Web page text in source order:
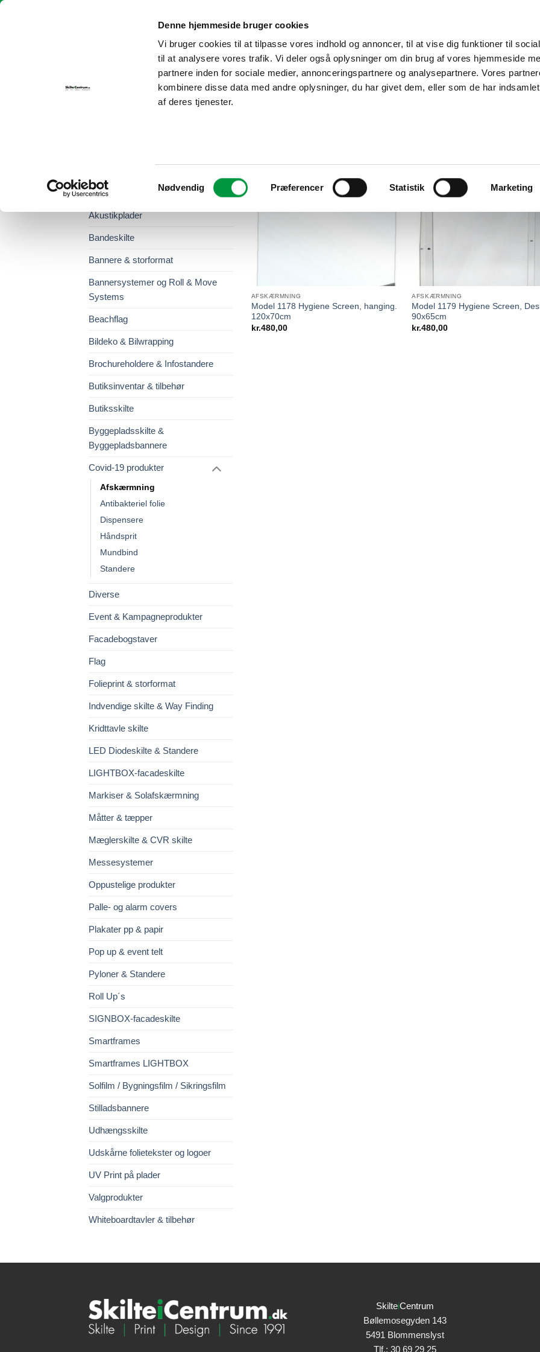
Denne hjemmeside bruger cookies
Vi bruger cookies til at tilpasse vores indhold og annoncer, til at vise dig funktioner til
til at analysere vores trafik. Vi deler også oplysninger om din brug af vores hjemmeside
partnere inden for sociale medier, annonceringspartnere og analysepartnere. Vores
kombinere disse data med andre oplysninger, du har givet dem, eller som de har
af deres tjenester.
Samtykkevalg
Nødvendig Præferencer Statistik Marketing
Fortsæt
FORSIDE PRODUKTER OM OS KONTAKT
COVID-19 PRODUKTER / AFSKÆRMNING
abcMIX
Akustikplader
Bandeskilte
Bannere & storformat
Bannersystemer og Roll & Move
Systems
Beachflag
Bildeko & Bilwrapping
Brochureholdere & Infostandere
Butiksinventar & tilbehør
Butiksskilte
Byggepladsskilte &
Byggepladsbannere
Covid-19 produkter
Afskærmning
Antibakteriel folie
Dispensere
Håndsprit
Mundbind
Standere
Diverse
Event & Kampagneprodukter
Facadebogstaver
Flag
Folieprint & storformat
Indvendige skilte & Way Finding
Kridttavle skilte
LED Diodeskilte & Standere
LIGHTBOX-facadeskilte
Markiser & Solafskærmning
Måtter & tæpper
Mæglerskilte & CVR skilte
Messesystemer
Oppustelige produkter
Palle- og alarm covers
Plakater pp & papir
Pop up & event telt
Pyloner & Standere
Roll Up´s
SIGNBOX-facadeskilte
Smartframes
Smartframes LIGHTBOX
Solfilm / Bygningsfilm / Sikringsfilm
Stilladsbannere
Udhængsskilte
Udskårne folietekster og logoer
UV Print på plader
Valgprodukter
Whiteboardtavler & tilbehør
AFSKÆRMNING
Model 1178 Hygiene Screen, hanging.
120x70cm
kr.480,00
AFSKÆRMNING
Model 1179 Hygiene Screen,
90x65cm
kr.480,00
SkilteiCentrum
Bøllemosegyden 143
5491 Blommenslyst
Tlf.: 30 69 29 25